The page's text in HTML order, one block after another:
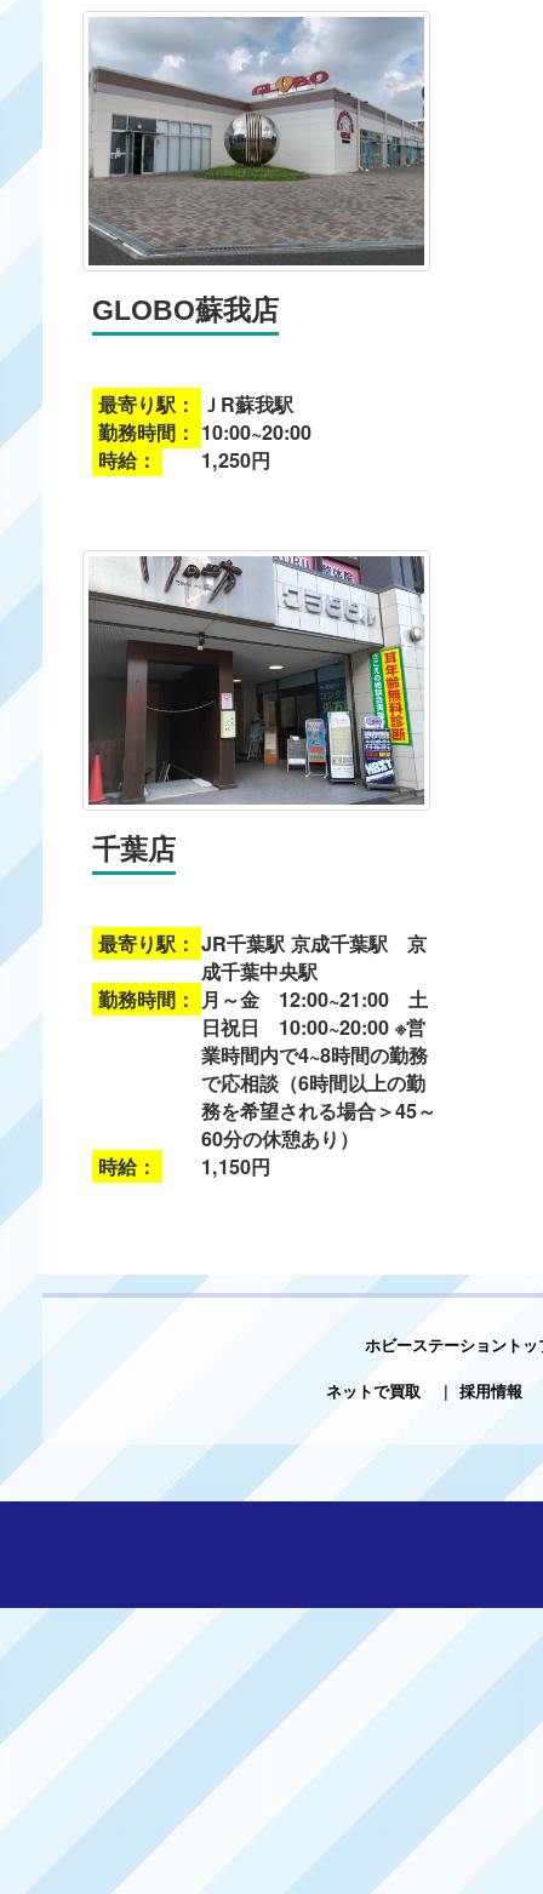
GLOBO蘇我店
最寄り駅：
ＪR蘇我駅
勤務時間： 10:00~20:00
時給：
1,250円
千葉店
最寄り駅： JR千葉駅 京成千葉駅 京
成千葉中央駅
勤務時間： 月～金 12:00~21:00 土
日祝日 10:00~20:00 ※営
業時間内で4~8時間の勤務
で応相談（6時間以上の勤
務を希望される場合＞45～
60分の休憩あり）
時給：
1,150円
ホビーステーショントッ
ネットで買取
| 採用情報